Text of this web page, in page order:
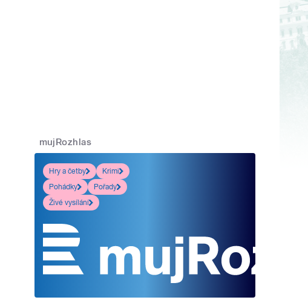
mujRozhlas
Hry a četby
Krimi
Pohádky
Pořady
Živé vysílání